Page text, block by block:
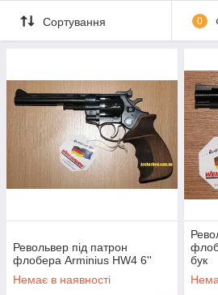
Сортування 0
Револьвер під патрон
флобера Arminius HW4 6''
Немає в наявності
бук